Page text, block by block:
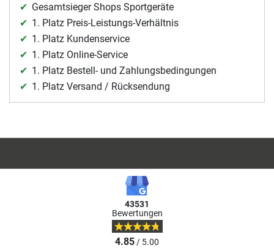
Gesamtsieger Shops Sportgeräte
1. Platz Preis-Leistungs-Verhältnis
1. Platz Kundenservice
1. Platz Online-Service
1. Platz Bestell- und Zahlungsbedingungen
1. Platz Versand / Rücksendung
43531
Bewertungen
4.85/ 5.00